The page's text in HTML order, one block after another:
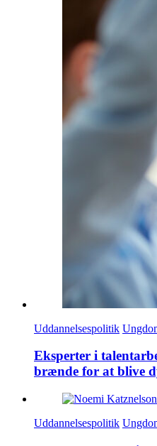
Uddannelsespolitik
Eksperter i
brænde for at blive
Uddannelsespolitik